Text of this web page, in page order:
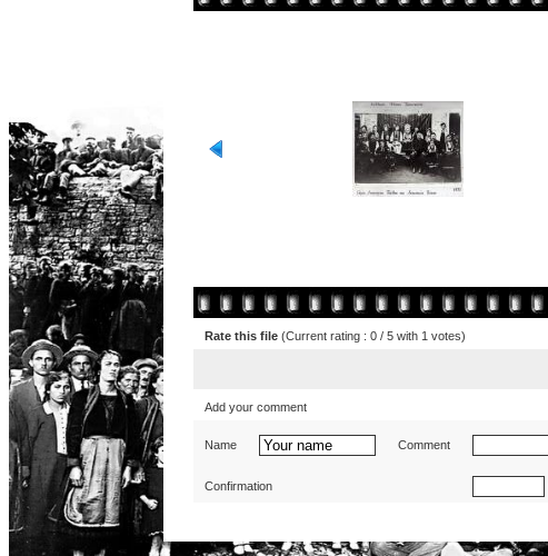
Rate this file (Current rating : 0 / 5 with 1 votes)
Add your comment
Name Comment
Confirmation